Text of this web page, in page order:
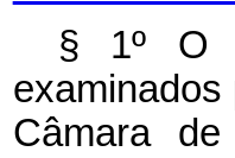
§ 1º O
Câmara